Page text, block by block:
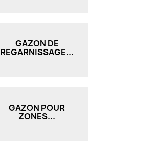
GAZON DE
REGARNISSAGE...
GAZON POUR
ZONES...